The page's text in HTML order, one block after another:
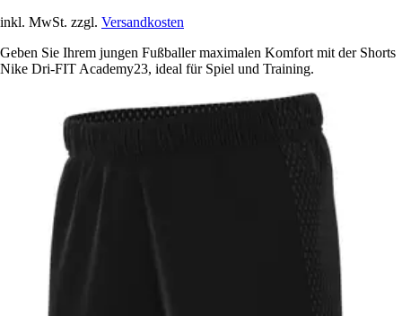
inkl. MwSt. zzgl. Versandkosten
Geben Sie Ihrem jungen Fußballer maximalen Komfort mit der Shorts
Nike Dri-FIT Academy23, ideal für Spiel und Training.